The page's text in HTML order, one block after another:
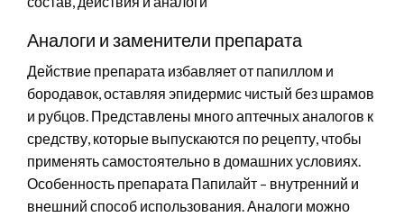
Аналоги и заменители препарата
Действие препарата избавляет от папиллом и
бородавок, оставляя эпидермис чистый без шрамов
и рубцов. Представлены много аптечных аналогов к
средству, которые выпускаются по рецепту, чтобы
применять самостоятельно в домашних условиях.
Особенность препарата Папилайт – внутренний и
внешний способ использования. Аналоги можно